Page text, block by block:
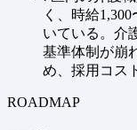
く、時給
いている。介
基準体制が崩
め、採用コス
ROADMAP